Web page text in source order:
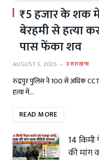
₹5 हजार के शक
बेरहमी से हत्या
पास फेंका शव
AUGUST 5, 2026 उत्तराखण्ड
रुद्रपुर पुलिस ने 100 से अधिक
हत्या में…
READ MORE
14
की मांग